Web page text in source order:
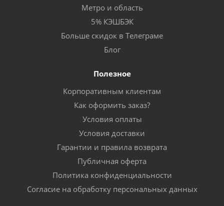
Метро и область
5% КЭШБЭК
Больше скидок в Телеграме
Блог
Полезное
Корпоративным клиентам
Как оформить заказ?
Условия оплаты
Условия доставки
Гарантии и правила возврата
Публичная оферта
Политика конфиденциальности
Согласие на обработку персональных данных